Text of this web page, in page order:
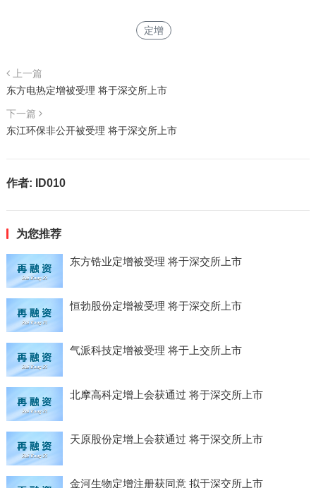
定增
上一篇
东方电热定增被受理 将于深交所上市
下一篇
东江环保非公开被受理 将于深交所上市
作者: ID010
为您推荐
东方锆业定增被受理 将于深交所上市
恒勃股份定增被受理 将于深交所上市
气派科技定增被受理 将于上交所上市
北摩高科定增上会获通过 将于深交所上市
天原股份定增上会获通过 将于深交所上市
金河生物定增注册获同意 拟于深交所上市